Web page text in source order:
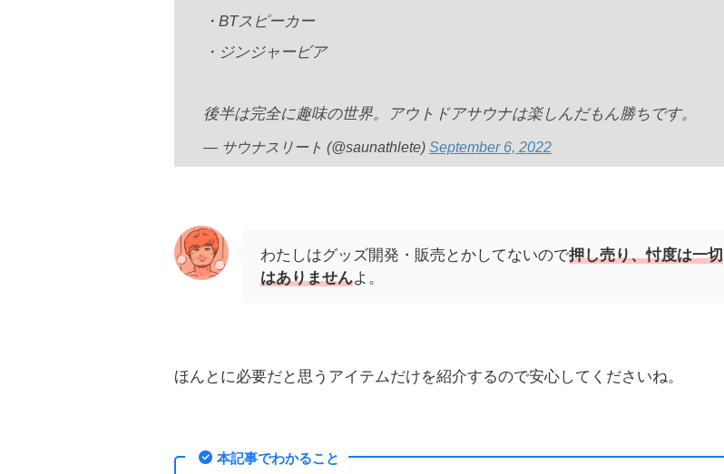
・BTスピーカー
・ジンジャービア
後半は完全に趣味の世界。アウトドアサウナは楽しんだもん勝ちです。
— サウナスリート (@saunathlete) September 6, 2022
わたしはグッズ開発・販売とかしてないので押し売り、忖度は一切
はありませんよ。
ほんとに必要だと思うアイテムだけを紹介するので安心してくださいね。
本記事でわかること